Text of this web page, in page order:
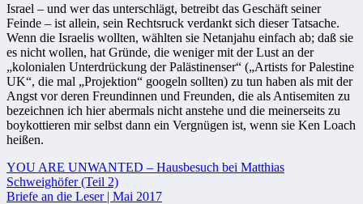
Israel – und wer das unterschlägt, betreibt das Geschäft seiner
Feinde – ist allein, sein Rechtsruck verdankt sich dieser Tatsache.
Wenn die Israelis wollten, wählten sie Netanjahu einfach ab; daß sie
es nicht wollen, hat Gründe, die weniger mit der Lust an der
„kolonialen Unterdrückung der Palästinenser“ („Artists for Palestine
UK“, die mal „Projektion“ googeln sollten) zu tun haben als mit der
Angst vor deren Freundinnen und Freunden, die als Antisemiten zu
bezeichnen ich hier abermals nicht anstehe und die meinerseits zu
boykottieren mir selbst dann ein Vergnügen ist, wenn sie Ken Loach
heißen.
Beitragsnavigation
YOU ARE UNWANTED – Hausbesuch bei Matthias
Schweighöfer (Teil 2)
Briefe an die Leser | Mai 2017